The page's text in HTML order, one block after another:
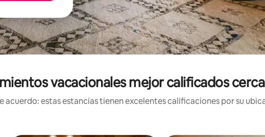
vacacionales mejor calificados
acuerdo: estas estancias tienen excelentes calificaciones por su